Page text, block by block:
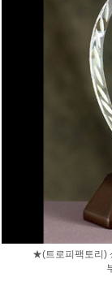
★(트로피팩토리)